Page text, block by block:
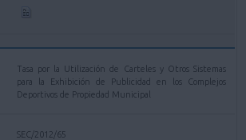
Tasa por la Utilización de Carteles y Otros Sistemas
para la Exhibición de Publicidad en los Complejos
Deportivos de Propiedad Municipal
SEC/2012/65